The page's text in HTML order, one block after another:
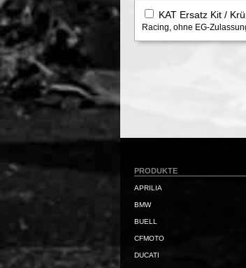
KAT Ersatz Kit /
Racing, ohne EG-
PRODUKTE
APRILIA
BMW
BUELL
CFMOTO
DUCATI